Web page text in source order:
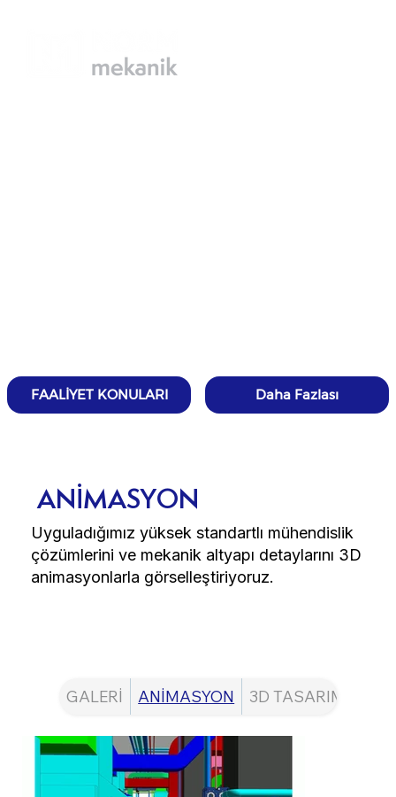
FAALİYET KONULARI Daha Fazlası
ANİMASYON
Uyguladığımız yüksek standartlı mühendislik
çözümlerini ve mekanik altyapı detaylarını 3D
animasyonlarla görselleştiriyoruz.
GALERİ ANİMASYON 3D TASARIM